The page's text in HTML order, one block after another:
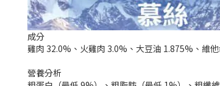
成分
雞肉 32.0%、火雞肉 3.0%、大豆油 1.875%、維
營養分析